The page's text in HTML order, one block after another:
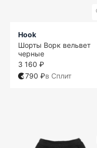
Hook
Шорты Ворк вельвет
черные
3 160 ₽
790 ₽в Сплит